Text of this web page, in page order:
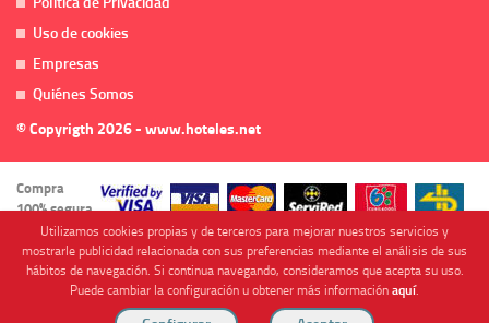
Uso de cookies
Empresas
Quiénes Somos
© Copyrigth 2026 - www.hoteles.net
Compra
100% segura
Cofinanciado por
Utilizamos cookies propias y de terceros para mejorar nuestros servicios y
mostrarle publicidad relacionada con sus preferencias mediante el análisis de sus
hábitos de navegación. Si continua navegando, consideramos que acepta su uso.
Puede cambiar la configuración u obtener más informaciónaquí.